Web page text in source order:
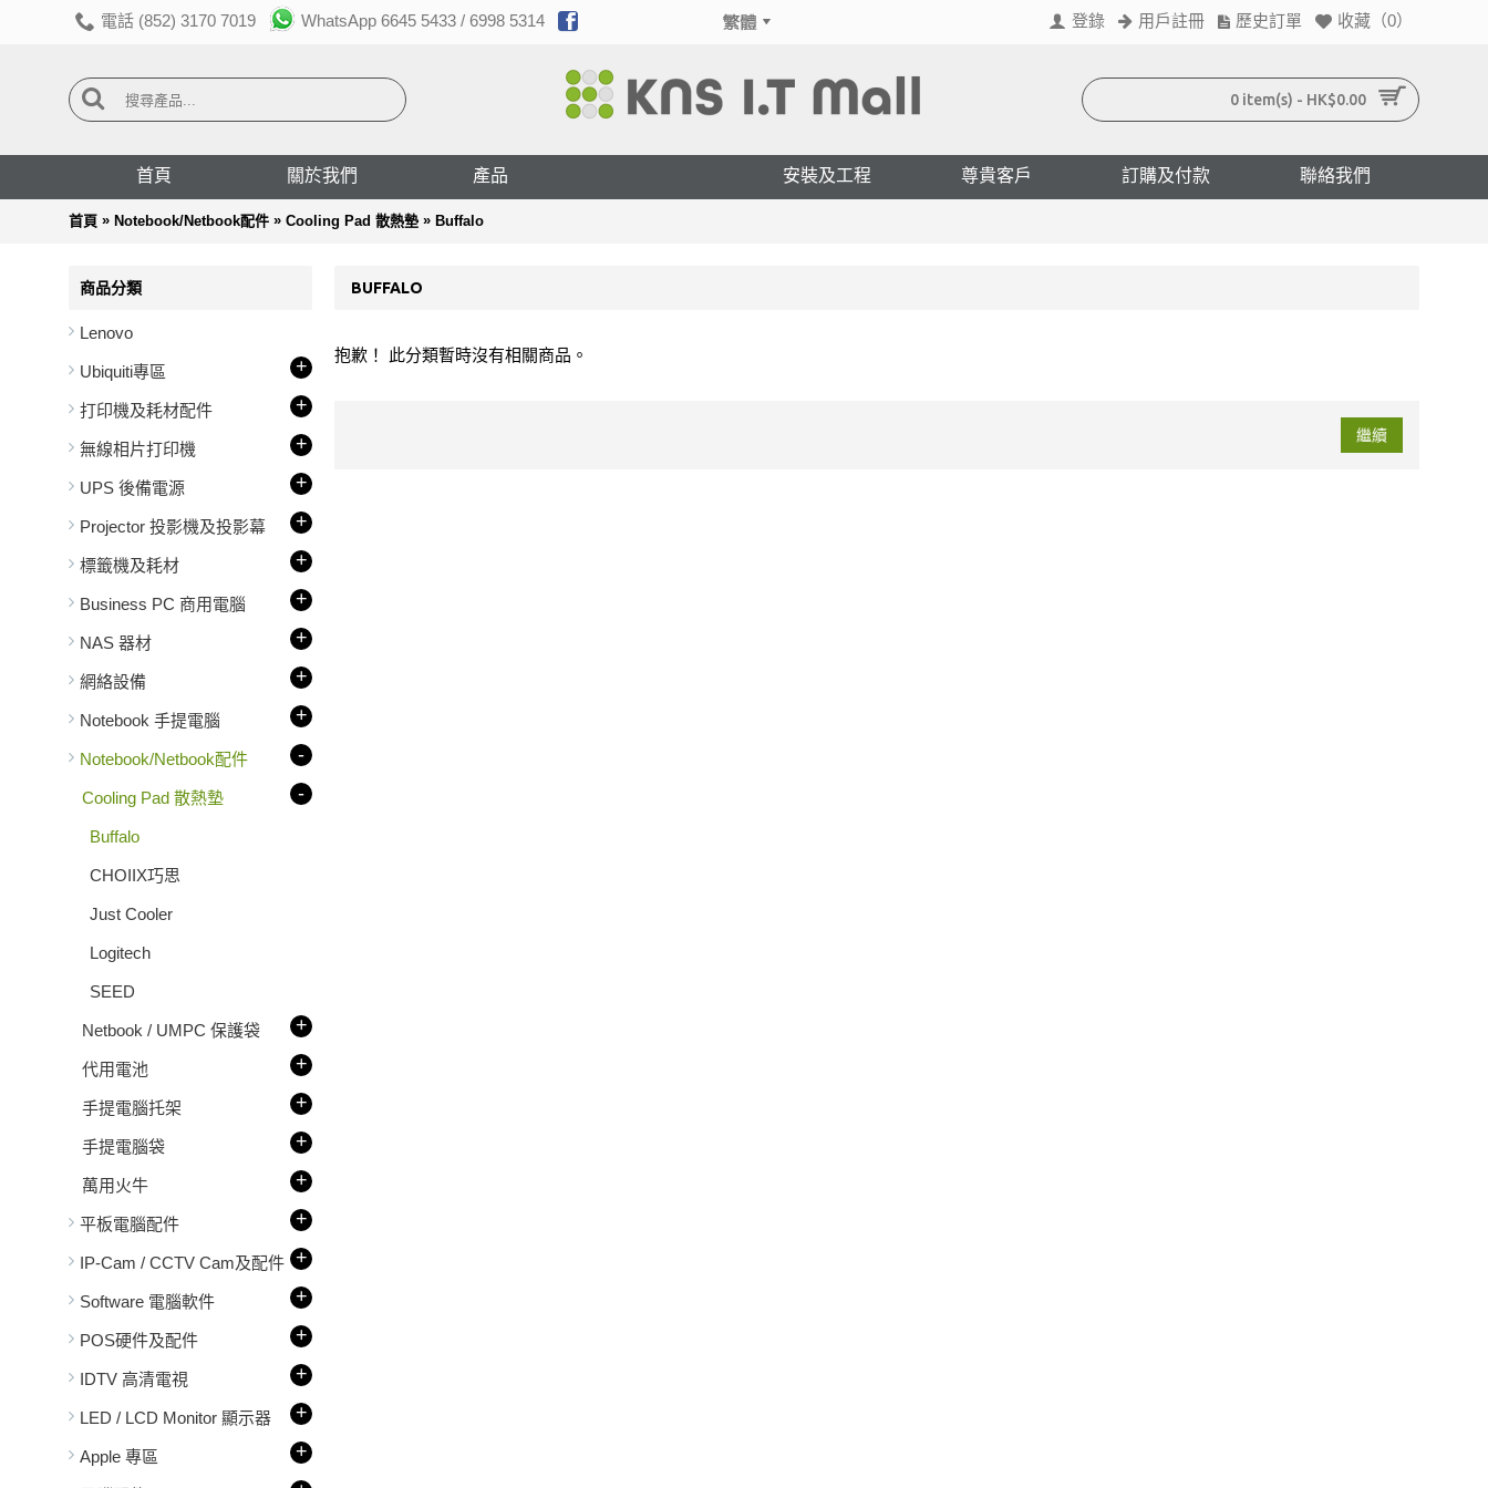
電話 (852) 3170 7019 WhatsApp 6645 5433 / 6998 5314 登錄 用戶註冊 歷史訂單 收藏（0）
0 item(s) - HK$0.00
首頁 關於我們 產品 安裝及工程 尊貴客戶 訂購及付款 聯絡我們
首頁 » Notebook/Netbook配件 » Cooling Pad 散熱墊 » Buffalo
商品分類
Lenovo
Ubiquiti專區 +
打印機及耗材配件 +
無線相片打印機 +
UPS 後備電源 +
Projector 投影機及投影幕 +
標籤機及耗材 +
Business PC 商用電腦 +
NAS 器材 +
網絡設備 +
Notebook 手提電腦 +
Notebook/Netbook配件 -
Cooling Pad 散熱墊 -
Buffalo
CHOIIX巧思
Just Cooler
Logitech
SEED
Netbook / UMPC 保護袋 +
代用電池 +
手提電腦托架 +
手提電腦袋 +
萬用火牛 +
平板電腦配件 +
IP-Cam / CCTV Cam及配件 +
Software 電腦軟件 +
POS硬件及配件 +
IDTV 高清電視 +
LED / LCD Monitor 顯示器 +
Apple 專區 +
BUFFALO
抱歉！ 此分類暫時沒有相關商品。
繼續